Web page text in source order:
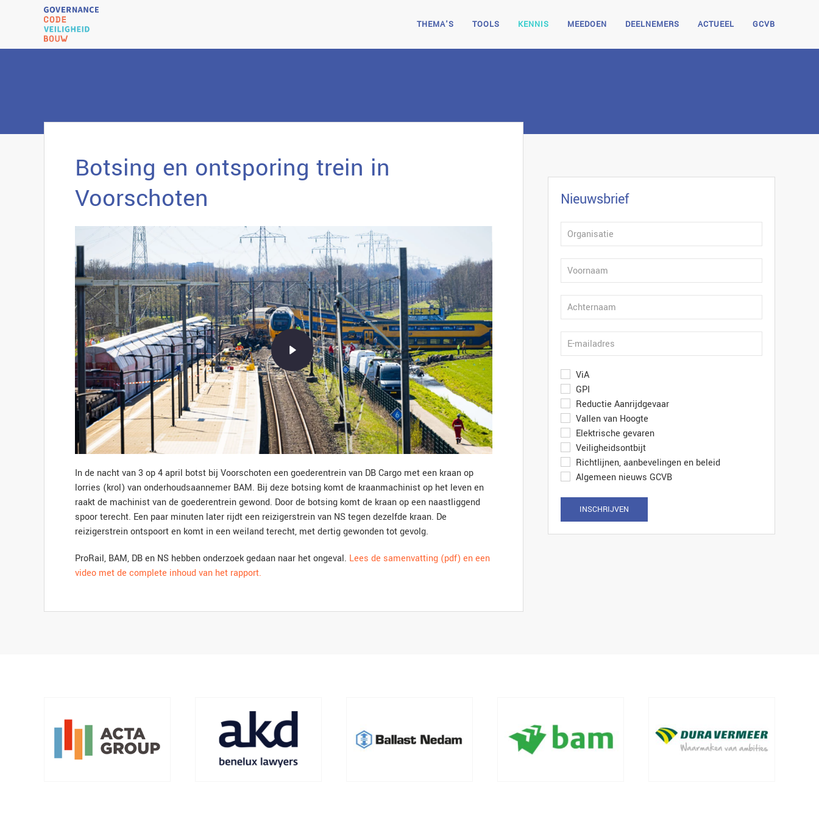
THEMA'S TOOLS KENNIS MEEDOEN DEELNEMERS ACTUEEL GCVB
Botsing en ontsporing trein in
Voorschoten
In de nacht van 3 op 4 april botst bij Voorschoten een goederentrein van DB Cargo met een kraan op
lorries (krol) van onderhoudsaannemer BAM. Bij deze botsing komt de kraanmachinist op het leven en
raakt de machinist van de goederentrein gewond. Door de botsing komt de kraan op een naastliggend
spoor terecht. Een paar minuten later rijdt een reizigerstrein van NS tegen dezelfde kraan. De
reizigerstrein ontspoort en komt in een weiland terecht, met dertig gewonden tot gevolg.
ProRail, BAM, DB en NS hebben onderzoek gedaan naar het ongeval. Lees de samenvatting (pdf) en een
video met de complete inhoud van het rapport.
Nieuwsbrief
ViA
GPI
Reductie Aanrijdgevaar
Vallen van Hoogte
Elektrische gevaren
Veiligheidsontbijt
Richtlijnen, aanbevelingen en beleid
Algemeen nieuws GCVB
INSCHRIJVEN